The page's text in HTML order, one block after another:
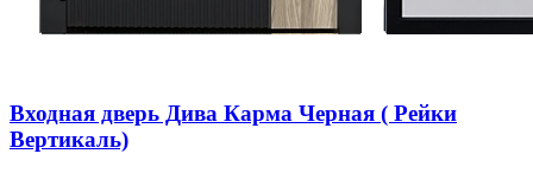
Входная дверь Дива Карма Черная ( Рейки
Вертикаль)